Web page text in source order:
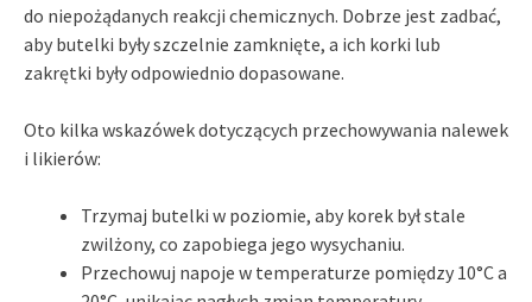
do niepożądanych reakcji chemicznych. Dobrze jest zadbać,
aby butelki były szczelnie zamknięte, a ich korki lub
zakrętki były odpowiednio dopasowane.
Oto kilka wskazówek dotyczących przechowywania nalewek
i likierów:
Trzymaj butelki w poziomie, aby korek był stale
zwilżony, co zapobiega jego wysychaniu.
Przechowuj napoje w temperaturze pomiędzy 10°C a